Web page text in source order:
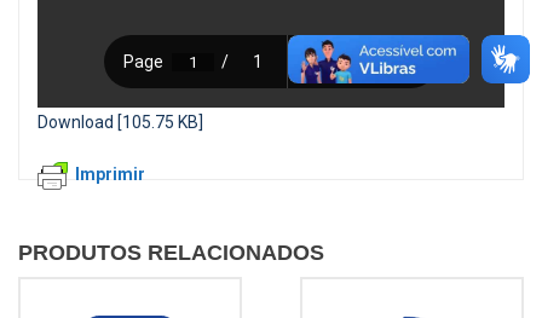
Download [105.75 KB]
Imprimir
PRODUTOS RELACIONADOS